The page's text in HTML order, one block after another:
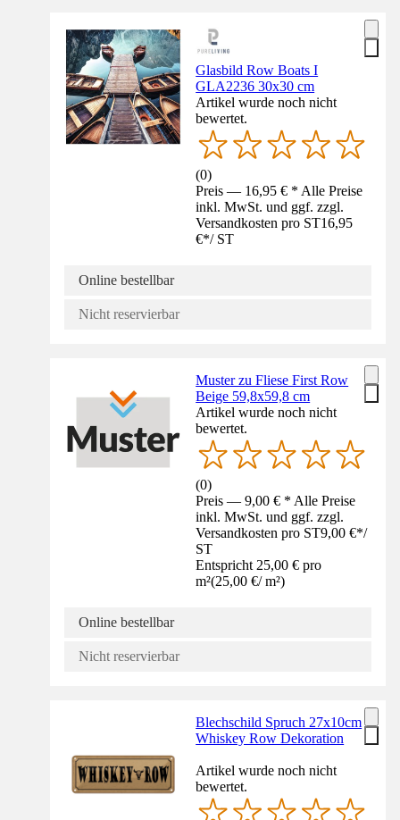
Glasbild Row Boats I
GLA2236 30x30 cm
Artikel wurde noch nicht
bewertet.
(0)
Preis — 16,95 € * Alle Preise
inkl. MwSt. und ggf. zzgl.
Versandkosten pro ST16,95
€*/ ST
Online bestellbar
Nicht reservierbar
Muster zu Fliese First Row
Beige 59,8x59,8 cm
Artikel wurde noch nicht
bewertet.
(0)
Preis — 9,00 € * Alle Preise
inkl. MwSt. und ggf. zzgl.
Versandkosten pro ST9,00 €*/
ST
Entspricht 25,00 € pro
m²(25,00 €/ m²)
Online bestellbar
Nicht reservierbar
Blechschild Spruch 27x10cm
Whiskey Row Dekoration
Artikel wurde noch nicht
bewertet.